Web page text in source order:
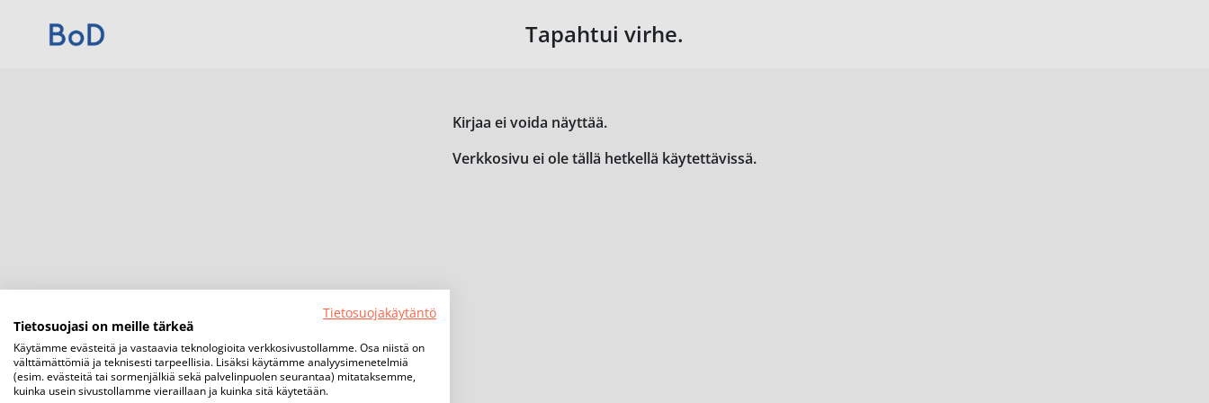
Tapahtui virhe.
Kirjaa ei voida näyttää.
Verkkosivu ei ole tällä hetkellä käytettävissä.
Tietosuojakäytäntö
Tietosuojasi on meille tärkeä
Käytämme evästeitä ja vastaavia teknologioita verkkosivustollamme. Osa niistä on
välttämättömiä ja teknisesti tarpeellisia. Lisäksi käytämme analyysimenetelmiä
(esim. evästeitä tai sormenjälkiä sekä palvelinpuolen seurantaa) mitataksemme,
kuinka usein sivustollamme vieraillaan ja kuinka sitä käytetään.